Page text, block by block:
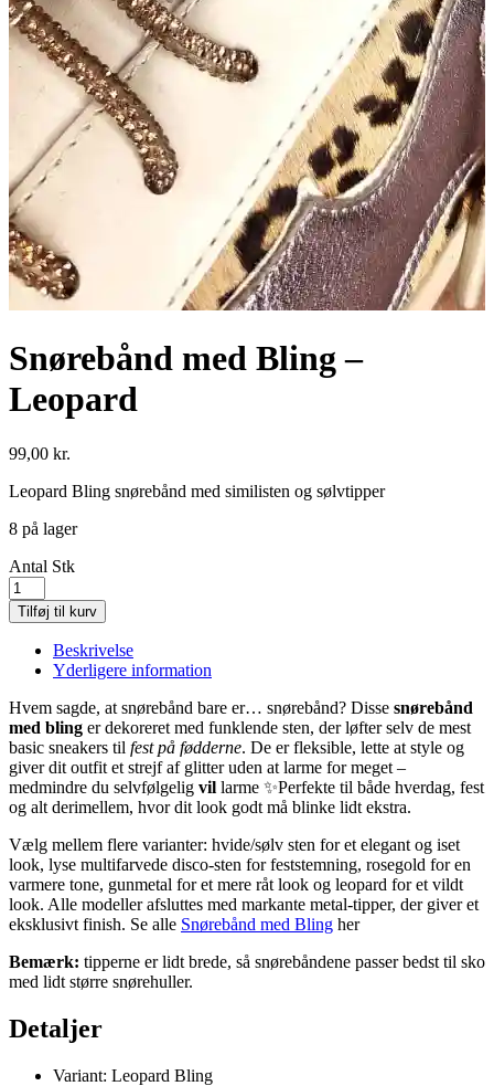
Snørebånd med Bling –
Leopard
99,00 kr.
Leopard Bling snørebånd med similisten og sølvtipper
8 på lager
Antal Stk
Tilføj til kurv
Beskrivelse
Yderligere information
Hvem sagde, at snørebånd bare er… snørebånd? Disse snørebånd
med bling er dekoreret med funklende sten, der løfter selv de mest
basic sneakers til fest på fødderne. De er fleksible, lette at style og
giver dit outfit et strejf af glitter uden at larme for meget –
medmindre du selvfølgelig vil larme ✨Perfekte til både hverdag, fest
og alt derimellem, hvor dit look godt må blinke lidt ekstra.
Vælg mellem flere varianter: hvide/sølv sten for et elegant og iset
look, lyse multifarvede disco-sten for feststemning, rosegold for en
varmere tone, gunmetal for et mere råt look og leopard for et vildt
look. Alle modeller afsluttes med markante metal-tipper, der giver et
eksklusivt finish. Se alle Snørebånd med Bling her
Bemærk: tipperne er lidt brede, så snørebåndene passer bedst til sko
med lidt større snørehuller.
Detaljer
Variant: Leopard Bling